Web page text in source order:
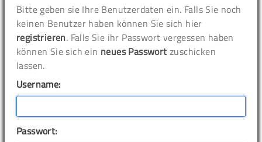
Bitte geben sie Ihre Benutzerdaten ein. Falls Sie noch
keinen Benutzer haben können Sie sich hier
registrieren. Falls Sie ihr Passwort vergessen haben
können Sie sich ein neues Passwort zuschicken
lassen.
Username:
Passwort: